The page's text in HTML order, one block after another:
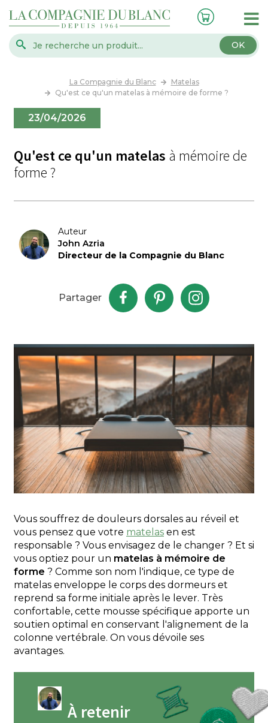
OK
La Compagnie du Blanc
Matelas
Qu'est ce qu'un matelas à mémoire de forme ?
23/04/2026
Qu'est ce qu'un matelas à mémoire de
forme ?
Auteur
John Azria
Directeur de la Compagnie du Blanc
Partager
Vous souffrez de douleurs dorsales au réveil et
vous pensez que votre matelas en est
responsable ? Vous envisagez de le changer ? Et si
vous optiez pour un matelas à mémoire de
forme ? Comme son nom l'indique, ce type de
matelas enveloppe le corps des dormeurs et
reprend sa forme initiale après le lever. Très
confortable, cette mousse spécifique apporte un
soutien optimal en conservant l'alignement de la
colonne vertébrale. On vous dévoile ses
avantages.
À retenir